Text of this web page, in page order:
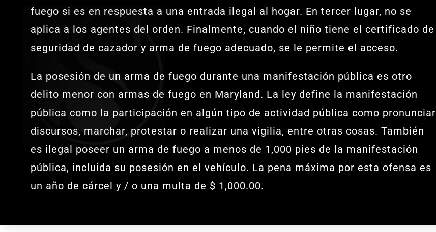
fuego si es en respuesta a una entrada ilegal al hogar. En tercer lugar, no se
aplica a los agentes del orden. Finalmente, cuando el niño tiene el certificado de
seguridad de cazador y arma de fuego adecuado, se le permite el acceso.
La posesión de un arma de fuego durante una manifestación pública es otro
delito menor con armas de fuego en Maryland. La ley define la manifestación
pública como la participación en algún tipo de actividad pública como pronunciar
discursos, marchar, protestar o realizar una vigilia, entre otras cosas. También
es ilegal poseer un arma de fuego a menos de 1,000 pies de la manifestación
pública, incluida su posesión en el vehículo. La pena máxima por esta ofensa es
un año de cárcel y / o una multa de $ 1,000.00.